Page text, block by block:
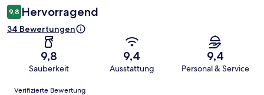
9,8 Hervorragend
34 Bewertungen
9,8
Sauberkeit
9,4
Ausstattung
9,4
Personal & Service
Bewertungen
Verifizierte Bewertung